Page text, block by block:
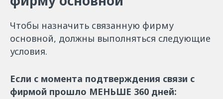
Чтобы назначить связанную фирму
основной, должны выполняться следующие
условия.
Если с момента подтверждения связи с
фирмой прошло МЕНЬШЕ 360 дней: